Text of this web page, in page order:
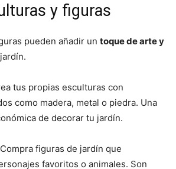
y figuras
pueden añadir un toque de arte y
tus propias esculturas con
como madera, metal o piedra. Una
de decorar tu jardín.
figuras de jardín que
favoritos o animales. Son